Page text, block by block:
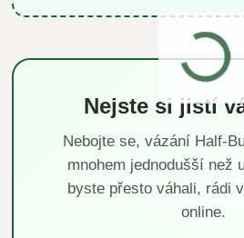
Nejste si jistí
Nebojte se, vázání Half-
mnohem jednodušší než
byste přesto váhali, rádi
online.